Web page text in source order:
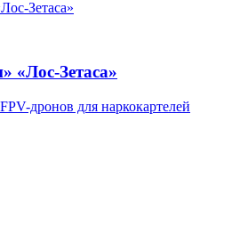
«Лос-Зетаса»
дронов для наркокартелей